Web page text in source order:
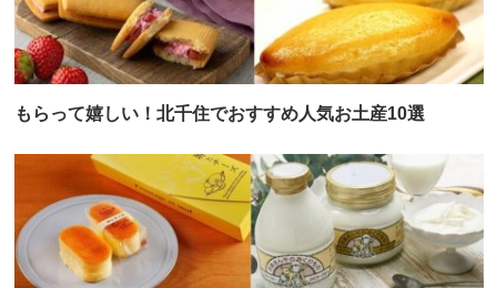
もらって嬉しい！北千住でおすすめ人気お土産10選